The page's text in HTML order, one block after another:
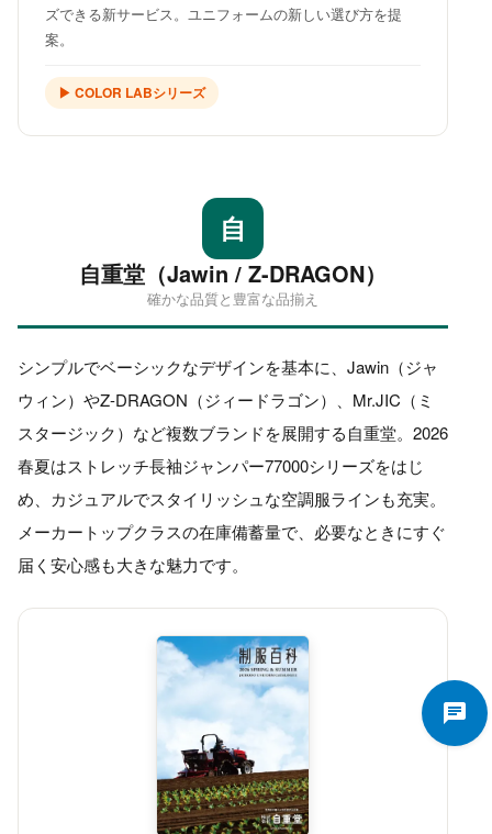
ズできる新サービス。ユニフォームの新しい選び方を提
案。
▶ COLOR LABシリーズ
自
自重堂（Jawin / Z-DRAGON）
確かな品質と豊富な品揃え
シンプルでベーシックなデザインを基本に、Jawin（ジャ
ウィン）やZ-DRAGON（ジィードラゴン）、Mr.JIC（ミ
スタージック）など複数ブランドを展開する自重堂。2026
春夏はストレッチ長袖ジャンパー77000シリーズをはじ
め、カジュアルでスタイリッシュな空調服ラインも充実。
メーカートップクラスの在庫備蓄量で、必要なときにすぐ
届く安心感も大きな魅力です。